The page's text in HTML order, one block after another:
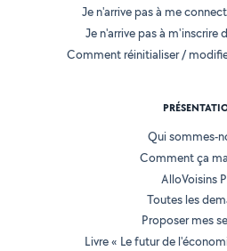
Je n'arrive pas à me
Je n'arrive pas à m'inscrire
Comment réinitialiser /
Qui sommes-
Comment ça
AlloVoisins
Toutes les
Proposer mes
Livre « Le futur de